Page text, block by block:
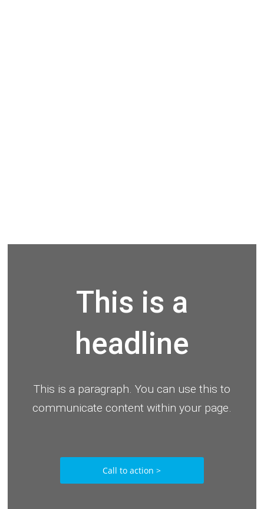
This is a
headline
This is a paragraph. You can use this to
communicate content within your page.
Call to action >